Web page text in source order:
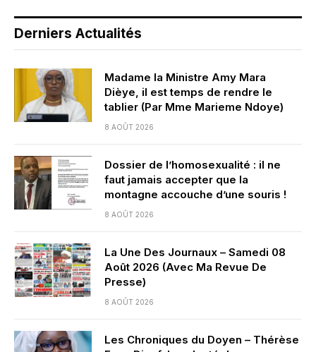
Derniers Actualités
Madame la Ministre Amy Mara
Dièye, il est temps de rendre le
tablier (Par Mme Marieme Ndoye)
8 AOÛT 2026
Dossier de l’homosexualité : il ne
faut jamais accepter que la
montagne accouche d’une souris !
8 AOÛT 2026
La Une Des Journaux – Samedi 08
Août 2026 (Avec Ma Revue De
Presse)
8 AOÛT 2026
Les Chroniques du Doyen – Thérèse